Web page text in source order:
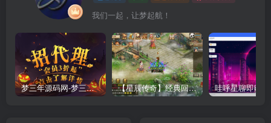
我们一起，让梦起航！
梦三年源码网-梦三年ym会员代理详情 【星辰传奇】经典回合制手游+安卓端+GM工具+详细搭建教程